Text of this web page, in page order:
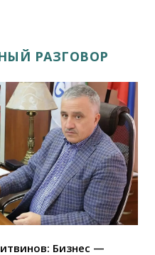
РАЗГОВОР
Бизнес —